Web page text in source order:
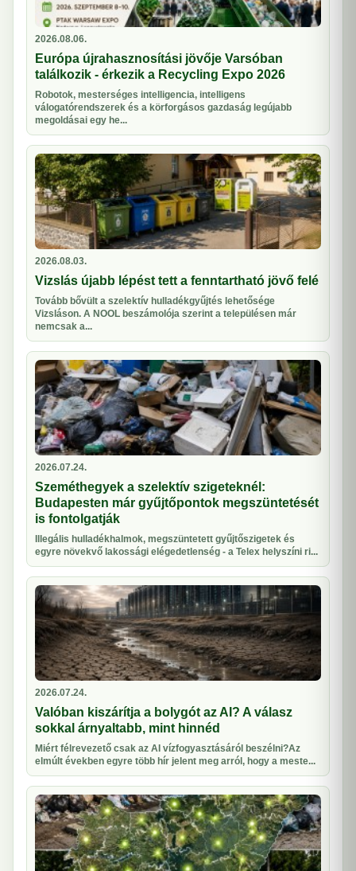
2026.08.06.
Európa újrahasznosítási jövője Varsóban
találkozik - érkezik a Recycling Expo 2026
Robotok, mesterséges intelligencia, intelligens
válogatórendszerek és a körforgásos gazdaság legújabb
megoldásai egy he...
2026.08.03.
Vizslás újabb lépést tett a fenntartható jövő felé
Tovább bővült a szelektív hulladékgyűjtés lehetősége
Vizsláson. A NOOL beszámolója szerint a településen már
nemcsak a...
2026.07.24.
Szeméthegyek a szelektív szigeteknél:
Budapesten már gyűjtőpontok megszüntetését
is fontolgatják
Illegális hulladékhalmok, megszüntetett gyűjtőszigetek és
egyre növekvő lakossági elégedetlenség - a Telex helyszíni ri...
2026.07.24.
Valóban kiszárítja a bolygót az AI? A válasz
sokkal árnyaltabb, mint hinnéd
Miért félrevezető csak az AI vízfogyasztásáról beszélni?Az
elmúlt években egyre több hír jelent meg arról, hogy a meste...